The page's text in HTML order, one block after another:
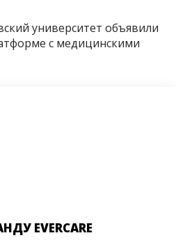
университет объявили
с медицинскими
EVERCARE